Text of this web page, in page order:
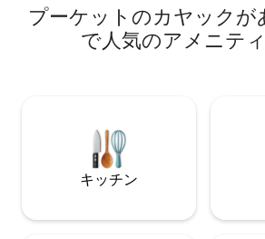
included (Please read house rules) 🌴
BRAND NEW (opened in 2025) The Title
Legendary Bang Tao offers: 🏊‍♂️ Amazing
steps from Bang Tao Beach
プーケットのカヤックが
で人気のアメニテ
キッチン